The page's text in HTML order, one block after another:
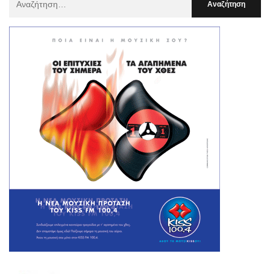
: